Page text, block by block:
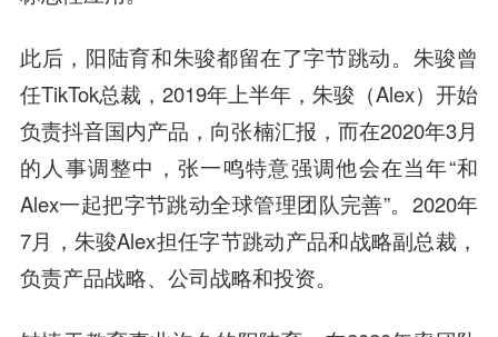
此后，阳陆育和朱骏都留在了字节跳动。朱骏曾
任TikTok总裁，2019年上半年，朱骏（Alex）开始
负责抖音国内产品，向张楠汇报，而在2020年3月
的人事调整中，张一鸣特意强调他会在当年“和
Alex一起把字节跳动全球管理团队完善”。2020年
7月，朱骏Alex担任字节跳动产品和战略副总裁，
负责产品战略、公司战略和投资。